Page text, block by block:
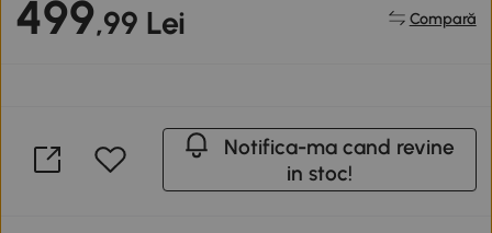
499,99 Lei Compară
Notifica-ma cand revine
in stoc!